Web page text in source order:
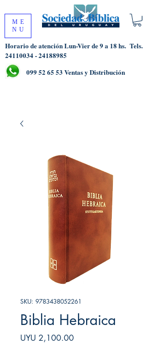
ME
NU
Horario de atención Lun-Vier de 9 a 18 hs. Tels.
24110034 - 24188985
099 52 65 53 Ventas y Distribución
SKU: 9783438052261
Biblia Hebraica
UYU 2,100.00Price